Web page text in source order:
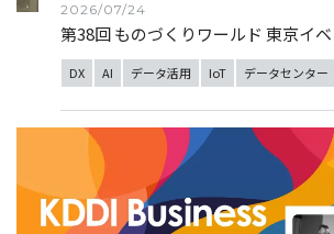
2026/07/24
第38回 ものづくりワールド 東京イ
DX AI データ活用 IoT データセンター